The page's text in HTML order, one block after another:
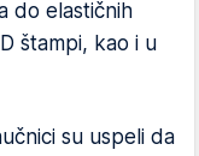
do elastičnih
štampi, kao i u
su uspeli da